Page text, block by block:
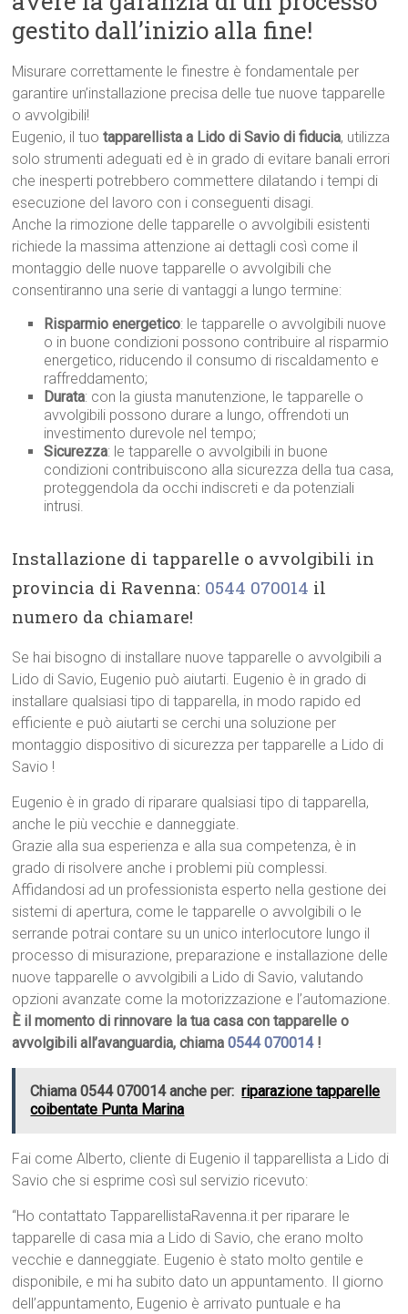
gestito dall’inizio alla fine!
Misurare correttamente le finestre è fondamentale per
garantire un’installazione precisa delle tue nuove tapparelle
o avvolgibili!
Eugenio, il tuotapparellista a Lido di Savio di fiducia, utilizza
solo strumenti adeguati ed è in grado di evitare banali errori
che inesperti potrebbero commettere dilatando i tempi di
esecuzione del lavoro con i conseguenti disagi.
Anche la rimozione delle tapparelle o avvolgibili esistenti
richiede la massima attenzione ai dettagli così come il
montaggio delle nuove tapparelle o avvolgibili che
consentiranno una serie di vantaggi a lungo termine:
Risparmio energetico: le tapparelle o avvolgibili nuove
o in buone condizioni possono contribuire al risparmio
energetico, riducendo il consumo di riscaldamento e
raffreddamento;
Durata: con la giusta manutenzione, le tapparelle o
avvolgibili possono durare a lungo, offrendoti un
investimento durevole nel tempo;
Sicurezza: le tapparelle o avvolgibili in buone
condizioni contribuiscono alla sicurezza della tua casa,
proteggendola da occhi indiscreti e da potenziali
intrusi.
Installazione di tapparelle o avvolgibili in
provincia di Ravenna: 0544 070014 il
numero da chiamare!
Se hai bisogno di installare nuove tapparelle o avvolgibili a
Lido di Savio, Eugenio può aiutarti. Eugenio è in grado di
installare qualsiasi tipo di tapparella, in modo rapido ed
efficiente e può aiutarti se cerchi una soluzione per
montaggio dispositivo di sicurezza per tapparelle a Lido di
Savio !
Eugenio è in grado di riparare qualsiasi tipo di tapparella,
anche le più vecchie e danneggiate.
Grazie alla sua esperienza e alla sua competenza, è in
grado di risolvere anche i problemi più complessi.
Affidandosi ad un professionista esperto nella gestione dei
sistemi di apertura, come le tapparelle o avvolgibili o le
serrande potrai contare su un unico interlocutore lungo il
processo di misurazione, preparazione e installazione delle
nuove tapparelle o avvolgibili a Lido di Savio, valutando
opzioni avanzate come la motorizzazione e l’automazione.
È il momento di rinnovare la tua casa con tapparelle o
avvolgibili all’avanguardia, chiama0544 070014!
Chiama 0544 070014 anche per: riparazione tapparelle
coibentate Punta Marina
Fai come Alberto, cliente di Eugenio il tapparellista a Lido di
Savio che si esprime così sul servizio ricevuto:
“Ho contattato TapparellistaRavenna.it per riparare le
tapparelle di casa mia a Lido di Savio, che erano molto
vecchie e danneggiate. Eugenio è stato molto gentile e
disponibile, e mi ha subito dato un appuntamento. Il giorno
dell’appuntamento, Eugenio è arrivato puntuale e ha